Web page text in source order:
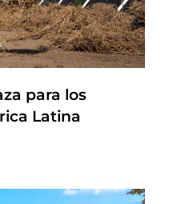
para los
Latina